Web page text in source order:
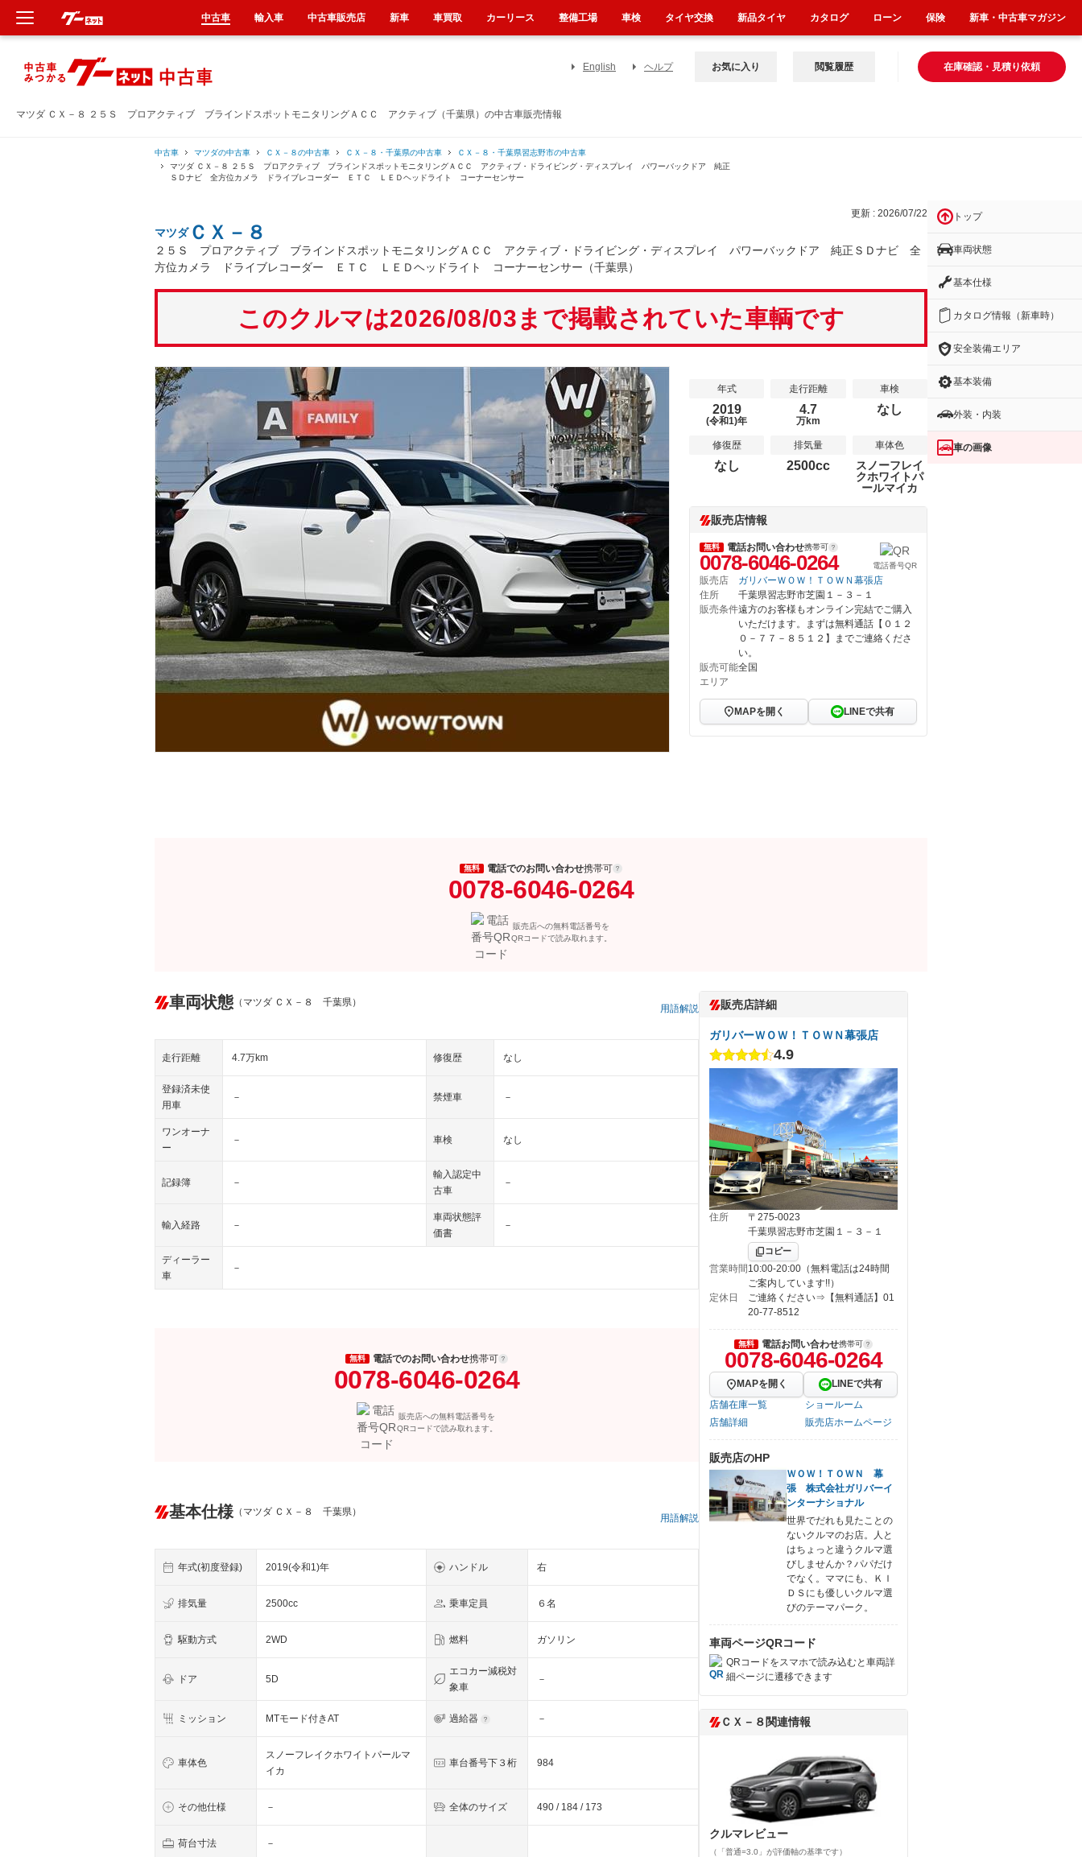
マツダ ＣＸ－８ ２５Ｓ プロアクティブ ブラインドスポットモニタリングＡＣＣ アクティブ（千葉県）の中古車販売情報
English ヘルプ 在庫確認・見積り依頼
お気に入り 閲覧履歴
中古車 マツダの中古車 ＣＸ－８の中古車 ＣＸ－８・千葉県の中古車
ＣＸ－８・千葉県習志野市の中古車
マツダ ＣＸ－８ ２５Ｓ プロアクティブ ブラインドスポットモニタリングＡＣＣ アクティブ・ドライビング・ディスプレイ パワーバックドア 純正
ＳＤナビ 全方位カメラ ドライブレコーダー ＥＴＣ ＬＥＤヘッドライト コーナーセンサー
更新 : 2026/07/22
マツダＣＸ－８
２５Ｓ プロアクティブ ブラインドスポットモニタリングＡＣＣ アクティブ・ドライビング・ディスプレイ パワーバックドア 純正ＳＤナビ 全
方位カメラ ドライブレコーダー ＥＴＣ ＬＥＤヘッドライト コーナーセンサー（千葉県）
このクルマは2026/08/03まで掲載されていた車輌です
年式
2019
(令和1)年
走行距離
4.7
万km
車検
なし
修復歴
なし
排気量
2500cc
車体色
スノーフレイ
クホワイトパ
ールマイカ
販売店情報
無料 電話お問い合わせ携帯可
0078-6046-0264 電話番号QR
販売店
ガリバーＷＯＷ！ＴＯＷＮ幕張店
住所
千葉県習志野市芝園１－３－１
販売条件遠方のお客様もオンライン完結でご購入
いただけます。まずは無料通話【０１２
０－７７－８５１２】までご連絡くださ
い。
販売可能
エリア
全国
MAPを開く LINEで共有
無料 電話でのお問い合わせ携帯可
0078-6046-0264
販売店への無料電話番号を
QRコードで読み取れます。
車両状態 （マツダ ＣＸ－８ 千葉県）
用語解説
走行距離 4.7万km 修復歴 なし
登録済未使
用車
－ 禁煙車 －
ワンオーナ
ー
－ 車検 なし
記録簿 －
輸入認定中
古車
－
輸入経路 －
車両状態評
価書
－
ディーラー
車
－
無料 電話でのお問い合わせ携帯可
0078-6046-0264
販売店への無料電話番号を
QRコードで読み取れます。
基本仕様 （マツダ ＣＸ－８ 千葉県）
用語解説
年式(初度登録) 2019(令和1)年 ハンドル 右
排気量 2500cc 乗車定員 ６名
駆動方式 2WD 燃料 ガソリン
ドア 5D
エコカー減税対
象車
－
ミッション MTモード付きAT 過給器 －
車体色
スノーフレイクホワイトパールマ
イカ
車台番号下３桁 984
その他仕様 － 全体のサイズ 490 / 184 / 173
荷台寸法 －
販売店詳細
ガリバーＷＯＷ！ＴＯＷＮ幕張店
4.9
住所
〒275-0023
千葉県習志野市芝園１－３－１
コピー
営業時間10:00-20:00（無料電話は24時間
ご案内しています!!）
定休日
ご連絡ください⇒【無料通話】01
20-77-8512
無料 電話お問い合わせ携帯可
0078-6046-0264
MAPを開く
LINEで共有
店舗在庫一覧
ショールーム
店舗詳細
販売店ホームページ
販売店のHP
ＷＯＷ！ＴＯＷＮ 幕
張 株式会社ガリバーイ
ンターナショナル
世界でだれも見たことの
ないクルマのお店。人と
はちょっと違うクルマ選
びしませんか？パパだけ
でなく。ママにも、ＫＩ
ＤＳにも優しいクルマ選
びのテーマパーク。
車両ページQRコード
QRコードをスマホで読み込むと車両詳
細ページに遷移できます
ＣＸ－８関連情報
クルマレビュー
（「普通=3.0」が評価軸の基準です）
トップ
車両状態
基本仕様
カタログ情報（新車時）
安全装備エリア
基本装備
外装・内装
車の画像
中古車 輸入車 中古車販売店 新車 車買取 カーリース 整備工場 車検 タイヤ交換 新品タイヤ カタログ ローン 保険 新車・中古車マガジン
新車
中古車